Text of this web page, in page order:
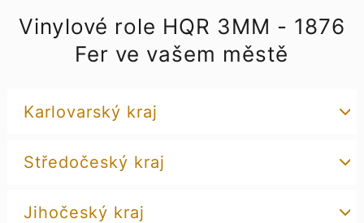
Vinylové role HQR 3MM - 1876
Fer ve vašem městě
Karlovarský kraj
Středočeský kraj
Jihočeský kraj